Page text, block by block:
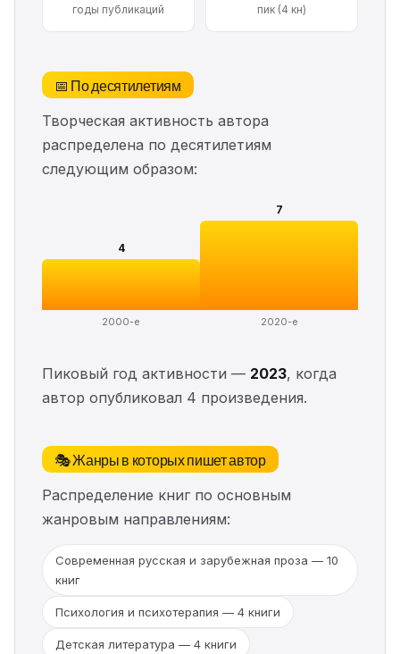
годы публикаций пик (4 кн)
📅 По десятилетиям
Творческая активность автора
распределена по десятилетиям
следующим образом:
4
2000-е
7
2020-е
Пиковый год активности — 2023, когда
автор опубликовал 4 произведения.
🎭 Жанры в которых пишет автор
Распределение книг по основным
жанровым направлениям:
Современная русская и зарубежная проза — 10
книг
Психология и психотерапия — 4 книги
Детская литература — 4 книги